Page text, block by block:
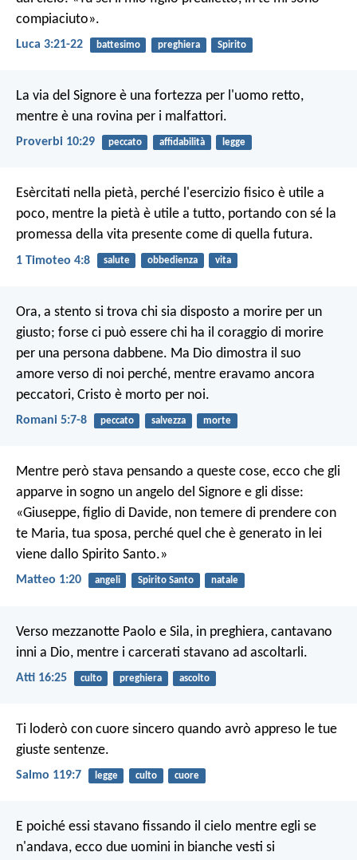
compiaciuto».
Luca 3:21-22 battesimo preghiera Spirito
La via del Signore è una fortezza per l'uomo retto,
mentre è una rovina per i malfattori.
Proverbi 10:29 peccato affidabilità legge
Esèrcitati nella pietà, perché l'esercizio fisico è utile a
poco, mentre la pietà è utile a tutto, portando con sé la
promessa della vita presente come di quella futura.
1 Timoteo 4:8 salute obbedienza vita
Ora, a stento si trova chi sia disposto a morire per un
giusto; forse ci può essere chi ha il coraggio di morire
per una persona dabbene. Ma Dio dimostra il suo
amore verso di noi perché, mentre eravamo ancora
peccatori, Cristo è morto per noi.
Romani 5:7-8 peccato salvezza morte
Mentre però stava pensando a queste cose, ecco che gli
apparve in sogno un angelo del Signore e gli disse:
«Giuseppe, figlio di Davide, non temere di prendere con
te Maria, tua sposa, perché quel che è generato in lei
viene dallo Spirito Santo.»
Matteo 1:20 angeli Spirito Santo natale
Verso mezzanotte Paolo e Sila, in preghiera, cantavano
inni a Dio, mentre i carcerati stavano ad ascoltarli.
Atti 16:25 culto preghiera ascolto
Ti loderò con cuore sincero quando avrò appreso le tue
giuste sentenze.
Salmo 119:7 legge culto cuore
E poiché essi stavano fissando il cielo mentre egli se
n'andava, ecco due uomini in bianche vesti si